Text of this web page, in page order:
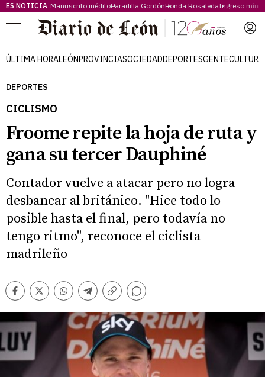
ES NOTICIA Manuscrito inéditoParadilla GordónRonda RosaledaIngreso
Menú
ÚLTIMA HORALEÓNPROVINCIASOCIEDADDEPORTESGENTECULTURA
DEPORTES
CICLISMO
Froome repite la hoja de ruta y
gana su tercer Dauphiné
Contador vuelve a atacar pero no logra
desbancar al británico. "Hice todo lo
posible hasta el final, pero todavía no
tengo ritmo", reconoce el ciclista
madrileño
Facebook
TwitterWhatsappTelegram
Copiar
Comentarios